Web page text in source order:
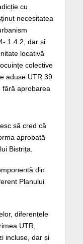
cu
necesitatea
1.4.2, dar și
locativă
colective
aduse UTR 39
fără aprobarea
să cred că
aprobată
Bistrița.
din
Planului
diferențele
UTR,
incluse, dar și